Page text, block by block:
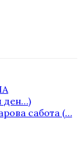
сабота (…